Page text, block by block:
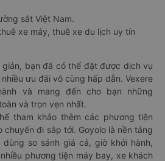
sắt Việt Nam.
xe máy, thuê xe du lịch uy tín
bạn đã có thể đặt được dịch vụ
ưu đãi vô cùng hấp dẫn. Vexere
và mang đến cho bạn những
và trọn vẹn nhất.
tham khảo thêm các phương tiện
chuyến đi sắp tới. Goyolo là nền tảng
so sánh giá cả, giờ khởi hành,
phương tiện máy bay, xe khách